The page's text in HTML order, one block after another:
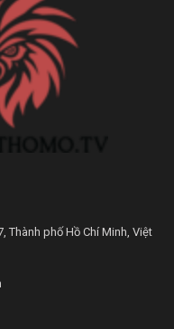
Thành phố Hồ Chí Minh, Việt